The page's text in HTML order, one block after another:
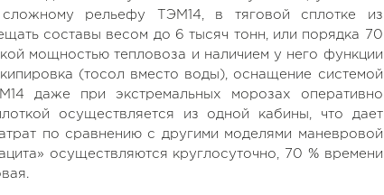
рельефу ТЭМ14, в тяговой сплотке из
составы весом до 6 тысяч тонн, или порядка 70
мощностью тепловоза и наличием у него функции
(тосол вместо воды), оснащение системой
даже при экстремальных морозах оперативно
осуществляется из одной кабины, что дает
по сравнению с другими моделями маневровой
осуществляются круглосуточно, 70 % времени